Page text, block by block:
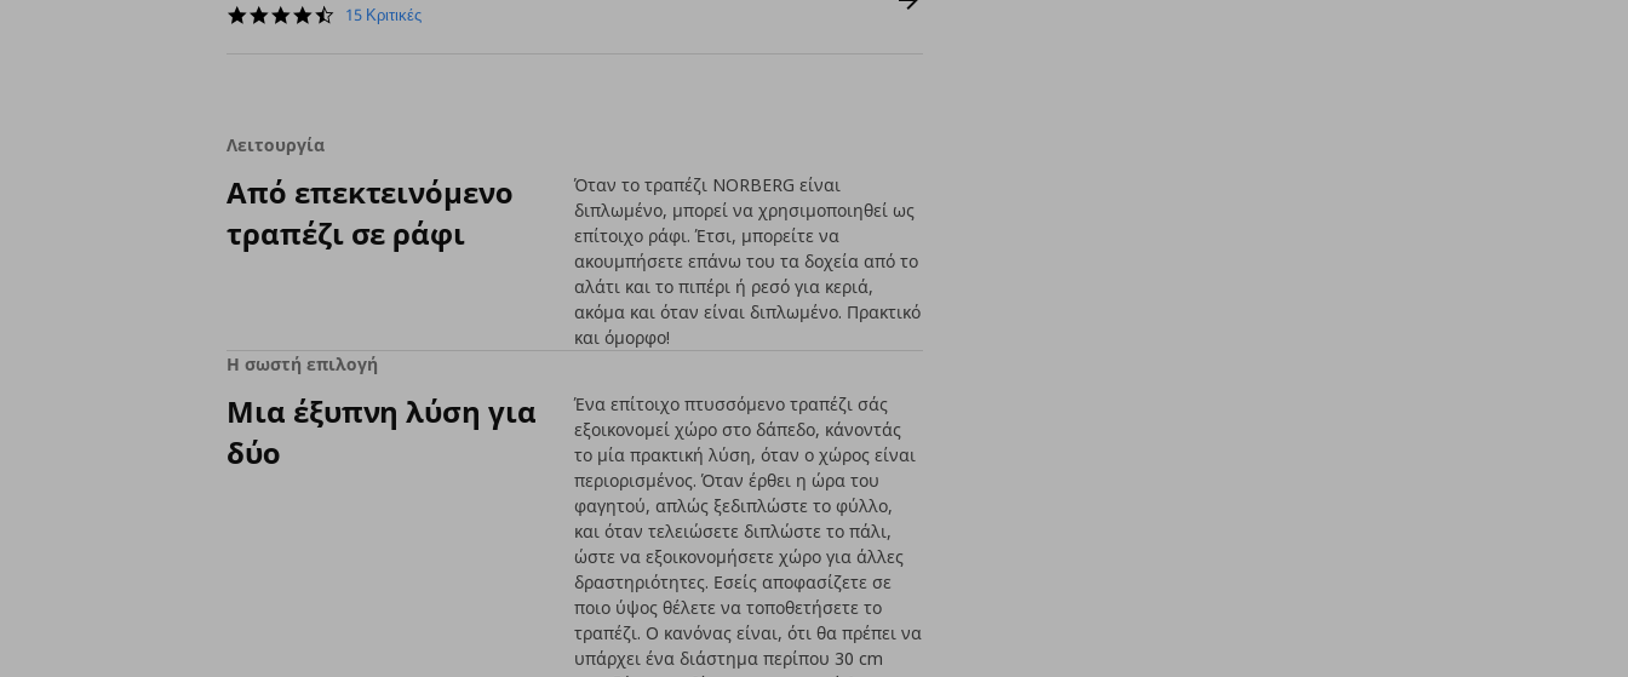
4.4
15 Κριτικές
Λειτουργία
Από επεκτεινόμενο
τραπέζι σε ράφι
Όταν το τραπέζι NORBERG είναι
διπλωμένο, μπορεί να χρησιμοποιηθεί ως
επίτοιχο ράφι. Έτσι, μπορείτε να
ακουμπήσετε επάνω του τα δοχεία από το
αλάτι και το πιπέρι ή ρεσό για κεριά,
ακόμα και όταν είναι διπλωμένο. Πρακτικό
και όμορφο!
Η σωστή επιλογή
Μια έξυπνη λύση για
δύο
Ένα επίτοιχο πτυσσόμενο τραπέζι σάς
εξοικονομεί χώρο στο δάπεδο, κάνοντάς
το μία πρακτική λύση, όταν ο χώρος είναι
περιορισμένος. Όταν έρθει η ώρα του
φαγητού, απλώς ξεδιπλώστε το φύλλο,
και όταν τελειώσετε διπλώστε το πάλι,
ώστε να εξοικονομήσετε χώρο για άλλες
δραστηριότητες. Εσείς αποφασίζετε σε
ποιο ύψος θέλετε να τοποθετήσετε το
τραπέζι. Ο κανόνας είναι, ότι θα πρέπει να
υπάρχει ένα διάστημα περίπου 30 cm